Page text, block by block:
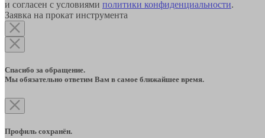
и согласен с условиями политики конфиденциальности.
Заявка на прокат инструмента
Спасибо за обращение.
Мы обязательно ответим Вам в самое ближайшее время.
Профиль сохранён.